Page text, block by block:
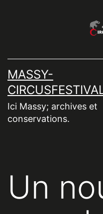
MASSY-
Ici Massy; archives et
conservations.
Un